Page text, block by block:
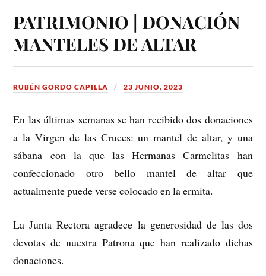
PATRIMONIO | DONACIÓN
MANTELES DE ALTAR
RUBÉN GORDO CAPILLA 23 JUNIO, 2023
En las últimas semanas se han recibido dos donaciones
a la Virgen de las Cruces: un mantel de altar, y una
sábana con la que las Hermanas Carmelitas han
confeccionado otro bello mantel de altar que
actualmente puede verse colocado en la ermita.
La Junta Rectora agradece la generosidad de las dos
devotas de nuestra Patrona que han realizado dichas
donaciones.